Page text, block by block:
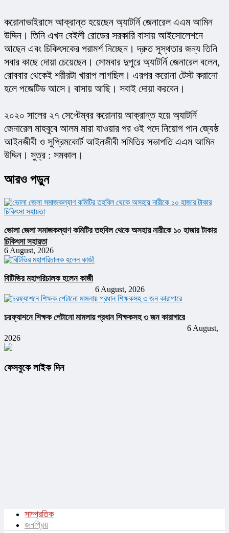
করোনাভাইরাসে আক্রান্ত হয়েছেন অ্যাটর্নি জেনারেল এএম আমিন
উদ্দিন। তিনি এখন বেইলী রোডের সরকারি বাসায় আইসোলেশনে
আছেন এবং চিকিৎসকের পরামর্শ নিচ্ছেন। দ্রুত সুস্থতার জন্য তিনি
সবার কাছে দোয়া চেয়েছেন। সোমবার দুপুরে অ্যাটর্নি জেনারেল বলেন,
রোববার থেকেই শরীরটা খারাপ লাগছিল। এরপর করোনা টেস্ট করানো
হলে পজেটিভ আসে। বাসায় আছি। সবাই দোয়া করবেন।
২০২০ সালের ২৭ সেপ্টেম্বর করোনায় আক্রান্ত হয়ে অ্যাটর্নি
জেনারেল মাহবুবে আলম মারা যাওয়ার পর ওই পদে নিয়োগ পান জ্যেষ্ঠ
আইনজীবী ও সুপ্রিমকোর্ট আইনজীবী সমিতির সভাপতি এএম আমিন
উদ্দিন। সুত্র : সমকাল।
আরও পড়ুন
ভোলা জেলা সমাজকল্যাণ কমিটির তহবিল থেকে অসহায় নারীকে ১০ হাজার টাকার
চিকিৎসা সহায়তা
6 August, 2026
বিটিভির মহাপরিচালক হলেন কাজী
6 August, 2026
চরফ্যাশনে শিক্ষক পেটানো মামলায় প্রধান শিক্ষকসহ ৩ জন কারাগারে
6 August,
2026
ফেসবুকে লাইক দিন
সাম্প্রতিক
জনপ্রিয়